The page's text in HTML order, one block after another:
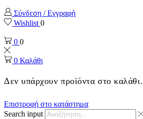
Σύνδεση / Εγγραφή
Wishlist 0
0 0
0 Καλάθι
Δεν υπάρχουν προϊόντα στο καλάθι.
Επιστροφή στο κατάστημα
Search input